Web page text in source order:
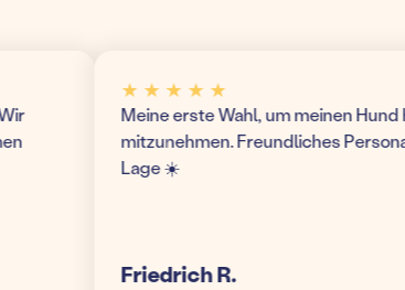
★ ★ ★ ★ ★
Meine erste Wahl, um meinen Hund
mitzunehmen. Freundliches Personal
Lage ☀️
Friedrich R.